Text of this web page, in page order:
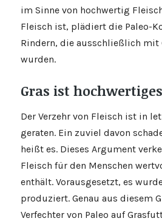
im Sinne von hochwertig
Fleisch ist, plädiert die Paleo-
Rindern, die ausschließlich mit
wurden.
Gras ist
Der Verzehr von Fleisch ist in
geraten. Ein zuviel davon
heißt es. Dieses Argument
Fleisch für den Menschen
enthält. Vorausgesetzt, es
produziert. Genau aus diesem
Verfechter von Paleo auf